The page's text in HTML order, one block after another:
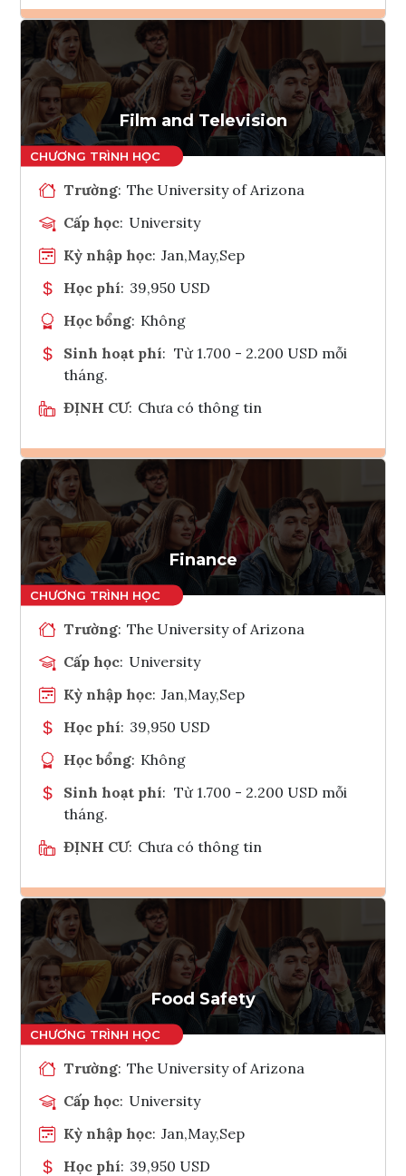
Ghi danh
Tham vấn Interlink
Film and Television
Trường: The University of Arizona
Cấp học: University
Kỳ nhập học: Jan,May,Sep
Học phí: 39,950 USD
Học bổng: Không
Sinh hoạt phí: Từ 1.700 - 2.200 USD mỗi
tháng.
ĐỊNH CƯ: Chưa có thông tin
Ghi danh
Tham vấn Interlink
Finance
Trường: The University of Arizona
Cấp học: University
Kỳ nhập học: Jan,May,Sep
Học phí: 39,950 USD
Học bổng: Không
Sinh hoạt phí: Từ 1.700 - 2.200 USD mỗi
tháng.
ĐỊNH CƯ: Chưa có thông tin
Ghi danh
Tham vấn Interlink
Food Safety
Trường: The University of Arizona
Cấp học: University
Kỳ nhập học: Jan,May,Sep
Học phí: 39,950 USD